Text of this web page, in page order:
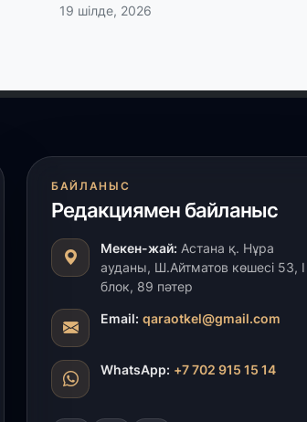
19 шілде, 2026
БАЙЛАНЫС
Редакциямен байланыс
Мекен-жай: Астана қ. Нұра
ауданы, Ш.Айтматов көшесі 53, І
блок, 89 пәтер
Email: qaraotkel@gmail.com
WhatsApp: +7 702 915 15 14